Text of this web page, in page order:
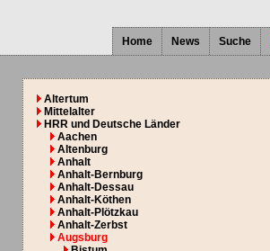
Home News Suche
Altertum
Mittelalter
HRR und Deutsche Länder
Aachen
Altenburg
Anhalt
Anhalt-Bernburg
Anhalt-Dessau
Anhalt-Köthen
Anhalt-Plötzkau
Anhalt-Zerbst
Augsburg